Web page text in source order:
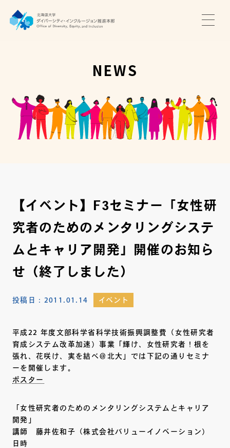
推進本部について
アクセス・お問い合わせ
NEWS
【イベント】F3セミナー「女性研
究者のためのメンタリングシステ
ムとキャリア開発」開催のお知ら
せ（終了しました）
投稿日： 2011.01.14 イベント
平成22 年度文部科学省科学技術振興調整費（女性研究者
育成システム改革加速）事業「輝け、女性研究者！根を
張れ、花咲け、実を結べ＠北大」では下記の通りセミナ
ーを開催します。
ポスター
「女性研究者のためのメンタリングシステムとキャリア
開発」
講師 藤井佐和子（株式会社バリューイノベーション）
日時